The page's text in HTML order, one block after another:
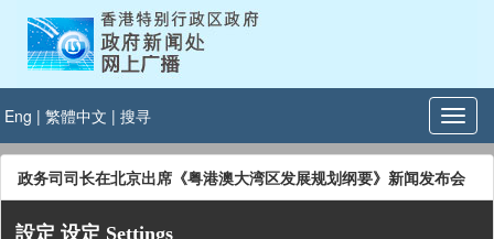
Eng | 繁體中文 | 搜寻
政务司司长在北京出席《粤港澳大湾区发展规划纲要》新闻发布会